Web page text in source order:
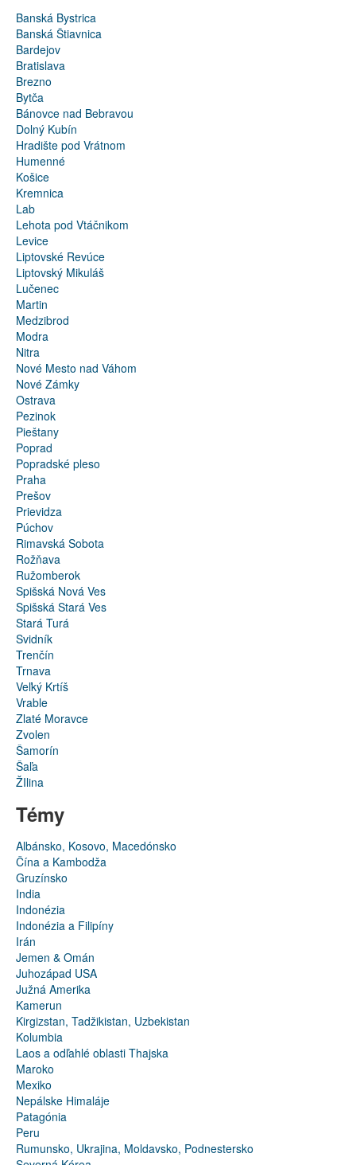
Banská Bystrica
Banská Štiavnica
Bardejov
Bratislava
Brezno
Bytča
Bánovce nad Bebravou
Dolný Kubín
Hradište pod Vrátnom
Humenné
Košice
Kremnica
Lab
Lehota pod Vtáčnikom
Levice
Liptovské Revúce
Liptovský Mikuláš
Lučenec
Martin
Medzibrod
Modra
Nitra
Nové Mesto nad Váhom
Nové Zámky
Ostrava
Pezinok
Pieštany
Poprad
Popradské pleso
Praha
Prešov
Prievidza
Púchov
Rimavská Sobota
Rožňava
Ružomberok
Spišská Nová Ves
Spišská Stará Ves
Stará Turá
Svidník
Trenčín
Trnava
Veľký Krtíš
Vrable
Zlaté Moravce
Zvolen
Šamorín
Šaľa
ŽIlina
Témy
Albánsko, Kosovo, Macedónsko
Čína a Kambodža
Gruzínsko
India
Indonézia
Indonézia a Filipíny
Irán
Jemen & Omán
Juhozápad USA
Južná Amerika
Kamerun
Kirgizstan, Tadžikistan, Uzbekistan
Kolumbia
Laos a odľahlé oblasti Thajska
Maroko
Mexiko
Nepálske Himaláje
Patagónia
Peru
Rumunsko, Ukrajina, Moldavsko, Podnestersko